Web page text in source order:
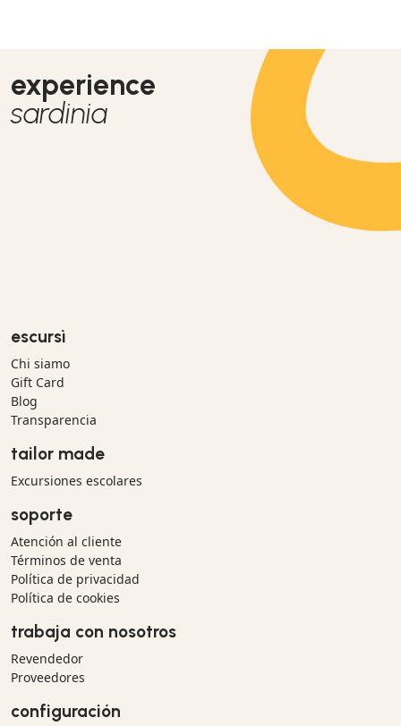
experience
sardinia
escursì
Chi siamo
Gift Card
Blog
Transparencia
tailor made
Excursiones escolares
soporte
Atención al cliente
Términos de venta
Política de privacidad
Política de cookies
trabaja con nosotros
Revendedor
Proveedores
configuración